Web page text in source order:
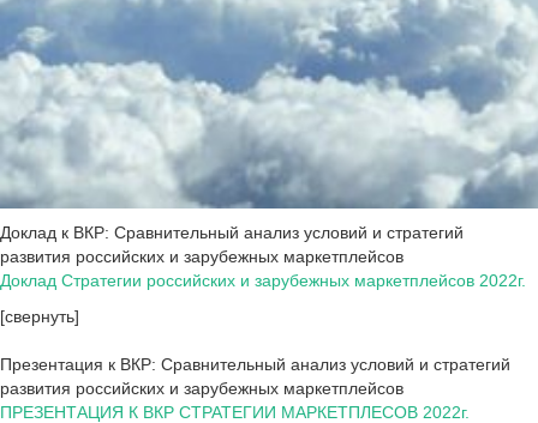
Доклад к ВКР: Сравнительный анализ условий и стратегий
развития российских и зарубежных маркетплейсов
Доклад Стратегии российских и зарубежных маркетплейсов 2022г.
[свернуть]
Презентация к ВКР: Сравнительный анализ условий и стратегий
развития российских и зарубежных маркетплейсов
ПРЕЗЕНТАЦИЯ К ВКР СТРАТЕГИИ МАРКЕТПЛЕСОВ 2022г.